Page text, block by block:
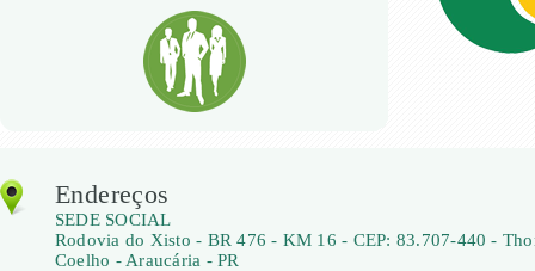
Endereços
SEDE SOCIAL
Rodovia do Xisto - BR 476 - KM 16 - CEP: 83.707-440 -
Coelho - Araucária - PR